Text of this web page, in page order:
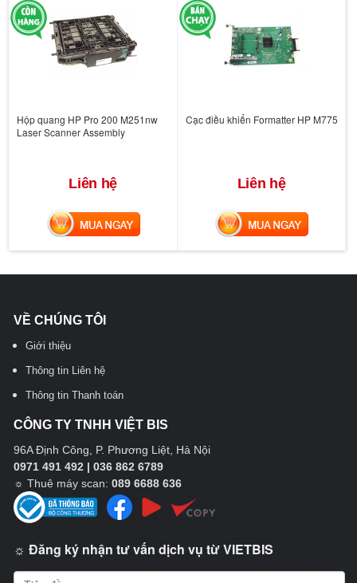
Hộp quang HP Pro 200 M251nw
Laser Scanner Assembly
Liên hệ
MUA NGAY
Cạc điều khiển Formatter HP M775
Liên hệ
MUA NGAY
VỀ CHÚNG TÔI
Giới thiệu
Thông tin Liên hệ
Thông tin Thanh toán
CÔNG TY TNHH VIỆT BIS
96A Định Công, P. Phương Liệt, Hà Nội
0971 491 492 | 036 862 6789
☼ Thuê máy scan: 089 6688 636
☼ Đăng ký nhận tư vấn dịch vụ từ VIETBIS